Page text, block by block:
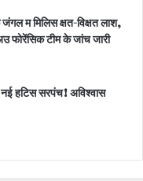
म मिलिस क्षत-विक्षत लाश,
फोरेंसिक टीम के जांच जारी
हटिस सरपंच! अविश्वास